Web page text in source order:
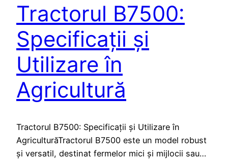
Tractorul B7500:
Specificații și
Utilizare în
Agricultură
Tractorul B7500: Specificații și Utilizare în
AgriculturăTractorul B7500 este un model robust
și versatil, destinat fermelor mici și mijlocii sau…